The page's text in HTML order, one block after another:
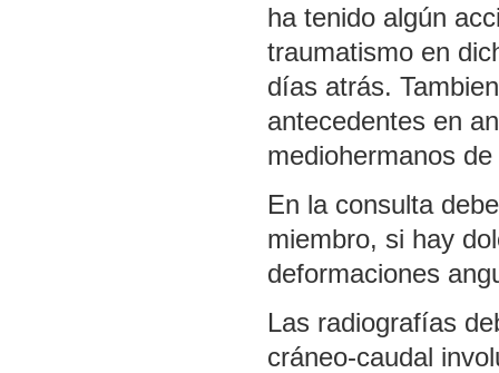
ha tenido algún
traumatismo en
días atrás.
antecedentes en
mediohermanos
En la consulta
miembro, si hay
deformaciones
Las radiografías
cráneo-caudal